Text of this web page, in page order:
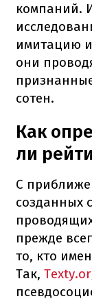
компаний.
имитацию
они
сотен.
Как
ли
С
созданных
прежде
то, кто
Так,